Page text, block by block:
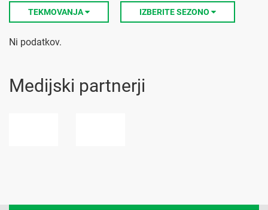
TEKMOVANJA IZBERITE SEZONO
Ni podatkov.
Medijski partnerji